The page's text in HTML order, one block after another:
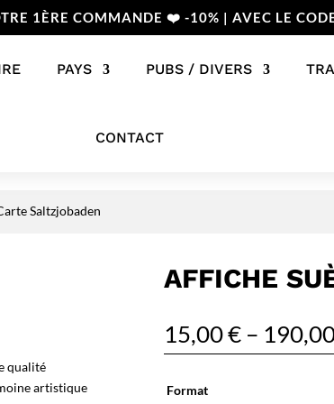
1ÈRE COMMANDE ❤️ -10% | AVEC LE
PAYS PUBS / DIVERS
CONTACT
Saltzjobaden
qualité
artistique
AFFICHE
15,00€ –
Format